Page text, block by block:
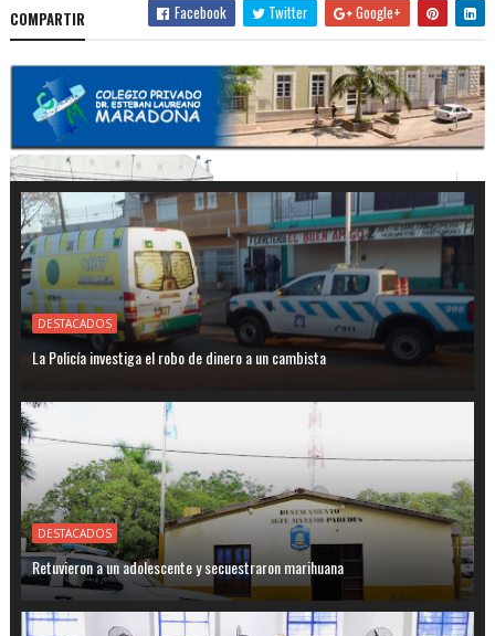
COMPARTIR Facebook Twitter Google+
DESTACADOS
La Policía investiga el robo de dinero a un cambista
DESTACADOS
Retuvieron a un adolescente y secuestraron marihuana